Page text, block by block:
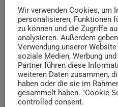
Richtfest auf der neuen
Der Rohbau unserer neuen
Südallee steht! Jetzt geht's
Oberbürgermeister
Verantwortliche der
einen Überblick über den
today 1. JUNI 2026 32
Wir verwenden Cookies, um
personalisieren, Funktionen
zu können und die Zugriffe
analysieren. Außerdem
Verwendung unserer
soziale Medien, Werbung
Partner führen diese
weiteren Daten zusammen,
haben oder die sie im
gesammelt haben. "Cookie
controlled consent.